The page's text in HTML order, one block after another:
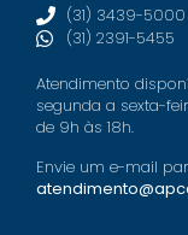
(31) 3439-5000
(31) 2391-5455
Atendimento
segunda a sexta-
de 9h às 18h.
Envie um e-mail